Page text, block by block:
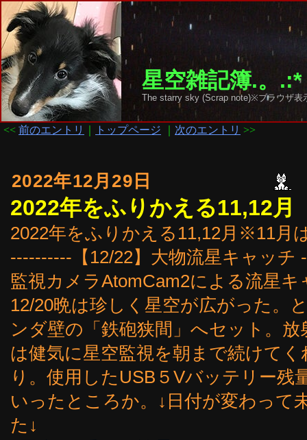
星空雑記簿.。
The starry sky (Scrap note)※ブラウザ
<< 前のエントリ トップページ 次のエントリ >>
2022年12月29日
2022年をふりかえる11,12月
2022年をふりかえる11,12月※11月
----------【12/22】大物流星キャッチ
監視カメラAtomCam2による流星
12/20晩は珍しく星空が広がった。
ンダ壁の「鉄砲狭間」へセット。
は健気に星空監視を朝まで続けて
り。使用したUSB５Vバッテリー残
いったところか。↓日付が変わって
た↓